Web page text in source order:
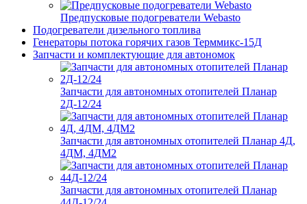
Предпусковые подогреватели Webasto
Подогреватели дизельного топлива
Генераторы потока горячих газов Терммикс-15Д
Запчасти и комплектующие для автономок
Запчасти для автономных отопителей Планар
2Д-12/24
Запчасти для автономных отопителей Планар 4Д,
4ДМ, 4ДМ2
Запчасти для автономных отопителей Планар